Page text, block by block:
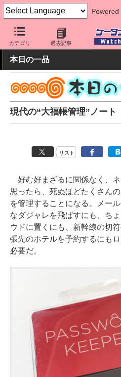
Powered
カテゴリ 過去記事
ケータイ Watch 周辺機器/アクセサ
本日の一品
現代の“大福帳管理”ノート
リスト
好む好まざるに関係なく、
思ったら、死ぬほどたくさん
を管理することになる。メー
なダジャレを飛ばすにも、ち
ウドに置くにも、新幹線の切
張先のホテルを予約するにも
必要だ。